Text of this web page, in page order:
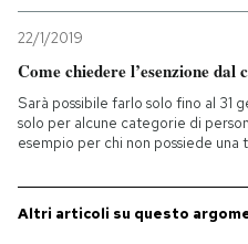
Cultura
Economia
Sport
PODCAST
22/1/2019
Come chiedere l’esenzione dal
Sarà possibile farlo solo fino al 31
solo per alcune categorie di
esempio per chi non possiede una
Altri articoli su questo